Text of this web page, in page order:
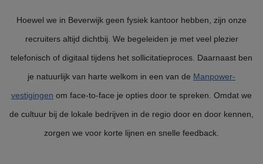
Hoewel we in Beverwijk geen fysiek kantoor hebben, zijn onze
recruiters altijd dichtbij. We begeleiden je met veel plezier
telefonisch of digitaal tijdens het sollicitatieproces. Daarnaast ben
je natuurlijk van harte welkom in een van de Manpower-
vestigingen om face-to-face je opties door te spreken. Omdat we
de cultuur bij de lokale bedrijven in de regio door en door kennen,
zorgen we voor korte lijnen en snelle feedback.